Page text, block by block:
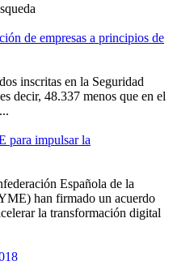
de empresas a principios de
inscritas en la Seguridad
decir, 48.337 menos que en el
para impulsar la
Española de la
han firmado un acuerdo
la transformación digital